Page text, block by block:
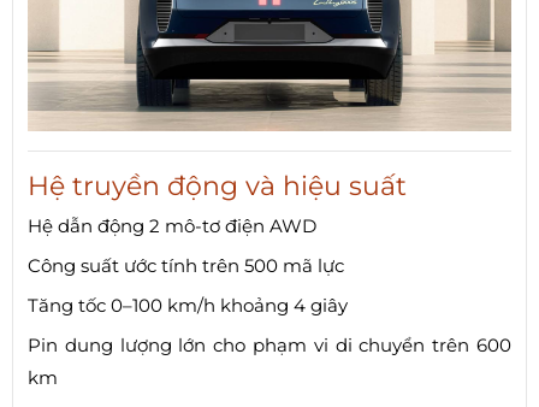
Hệ truyền động và hiệu suất
Hệ dẫn động 2 mô-tơ điện AWD
Công suất ước tính trên 500 mã lực
Tăng tốc 0–100 km/h khoảng 4 giây
Pin dung lượng lớn cho phạm vi di chuyển trên 600
km